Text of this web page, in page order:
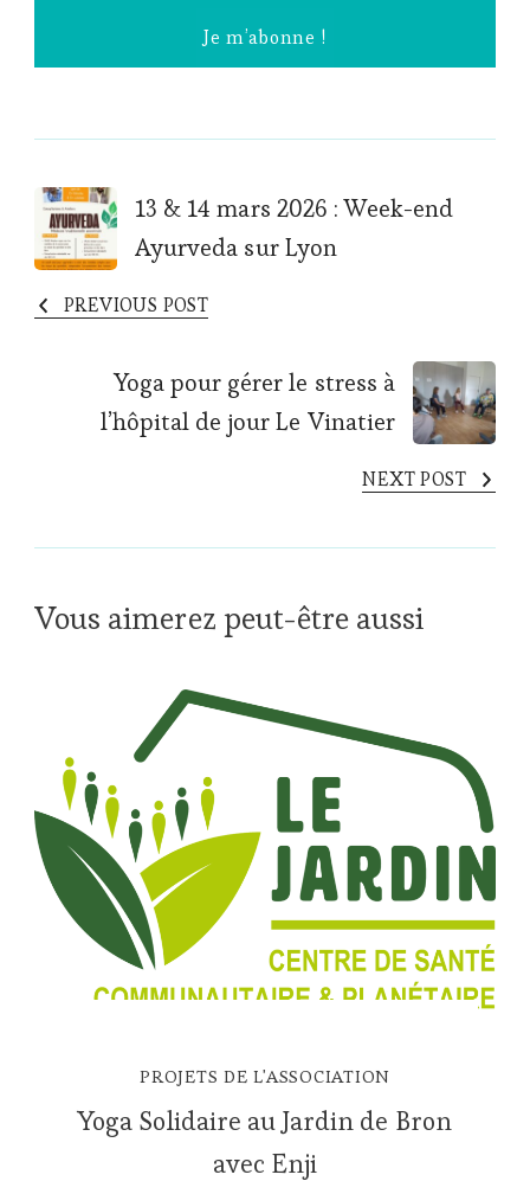
Post
Navigation
13 & 14 mars 2026 : Week-end
Ayurveda sur Lyon
PREVIOUS POST
Yoga pour gérer le stress à
l’hôpital de jour Le Vinatier
NEXT POST
Vous aimerez peut-être aussi
PROJETS DE L'ASSOCIATION
Yoga Solidaire au Jardin de Bron
avec Enji